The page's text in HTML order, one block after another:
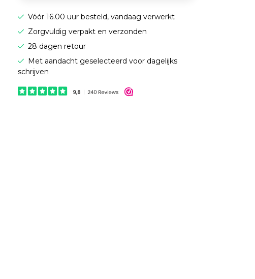
Vóór 16.00 uur besteld, vandaag verwerkt
Zorgvuldig verpakt en verzonden
28 dagen retour
Met aandacht geselecteerd voor dagelijks
schrijven